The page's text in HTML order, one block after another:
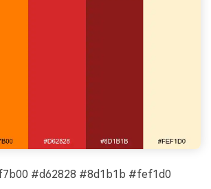
#d62828 #8d1b1b #fef1d0